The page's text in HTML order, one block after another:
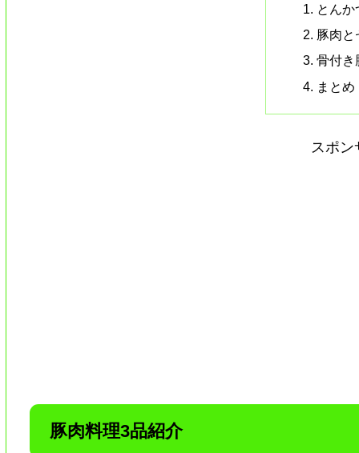
とんか
豚肉と
骨付き
まとめ
スポ
豚肉料理3品紹介